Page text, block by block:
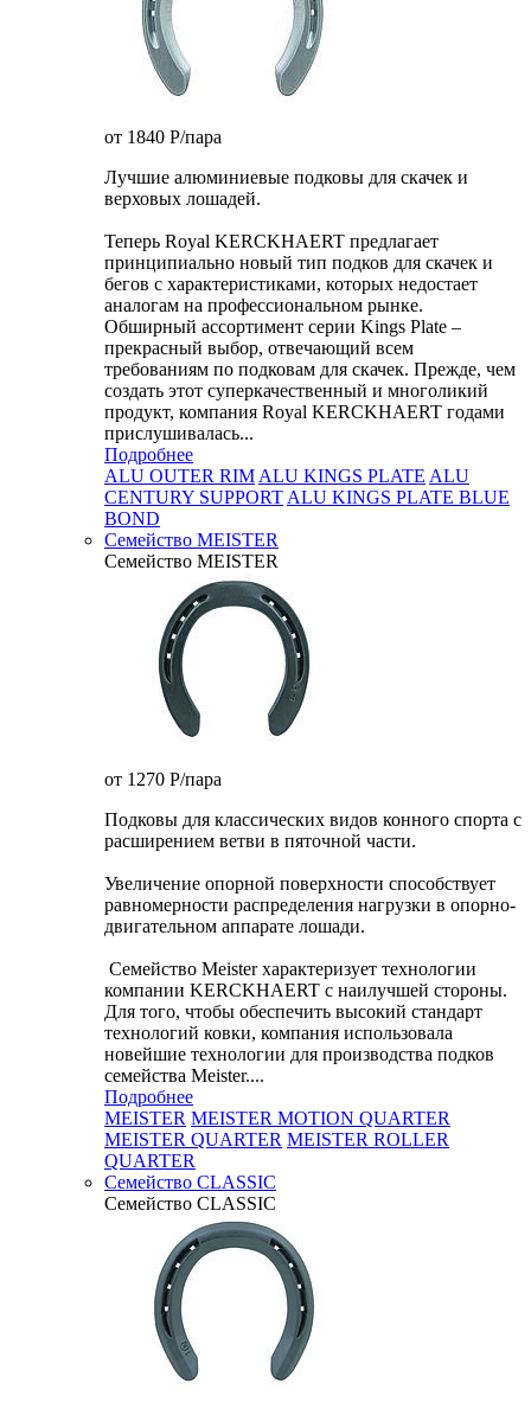
от 1840 P/пара
Лучшие алюминиевые подковы для скачек и
верховых лошадей.
Теперь Royal KERCKHAERT предлагает
принципиально новый тип подков для скачек и
бегов с характеристиками, которых недостает
аналогам на профессиональном рынке.
Обширный ассортимент серии Kings Plate –
прекрасный выбор, отвечающий всем
требованиям по подковам для скачек. Прежде, чем
создать этот суперкачественный и многоликий
продукт, компания Royal KERCKHAERT годами
прислушивалась...
Подробнее
ALU OUTER RIM ALU KINGS PLATE ALU
CENTURY SUPPORT ALU KINGS PLATE BLUE
BOND
Семейство МEISTER
Семейство МEISTER
от 1270 P/пара
Подковы для классических видов конного спорта с
расширением ветви в пяточной части.
Увеличение опорной поверхности способствует
равномерности распределения нагрузки в опорно-
двигательном аппарате лошади.
Семейство Meister характеризует технологии
компании KERCKHAERT с наилучшей стороны.
Для того, чтобы обеспечить высокий стандарт
технологий ковки, компания использовала
новейшие технологии для производства подков
семейства Meister....
Подробнее
MEISTER MEISTER MOTION QUARTER
MEISTER QUARTER MEISTER ROLLER
QUARTER
Семейство CLASSIC
Семейство CLASSIC